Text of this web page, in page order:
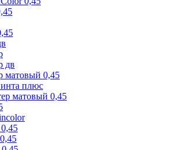
дв
матовый 0,45
плюс
матовый 0,45